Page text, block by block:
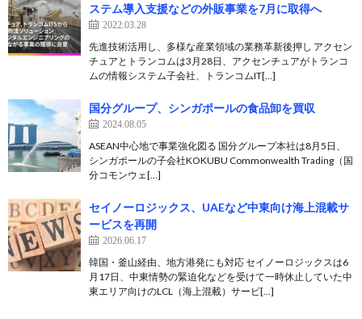
ステム導入支援などの外販事業を7月に取得へ
2022.03.28
先進技術活用し、多様な産業領域の業務革新後押し アクセン
チュアとトランコムは3月28日、アクセンチュアがトランコ
ムの情報システム子会社、トランコムIT[…]
国分グループ、シンガポールの食品卸を買収
2024.08.05
ASEAN中心地で事業強化図る 国分グループ本社は8月5日、
シンガポールの子会社KOKUBU Commonwealth Trading（国
分コモンウェ[…]
セイノーロジックス、UAEなど中東向け海上混載サ
ービスを再開
2026.06.17
韓国・釜山経由、地方港発にも対応 セイノーロジックスは6
月17日、中東情勢の緊迫化などを受けて一時休止していた中
東エリア向けのLCL（海上混載）サービ[…]